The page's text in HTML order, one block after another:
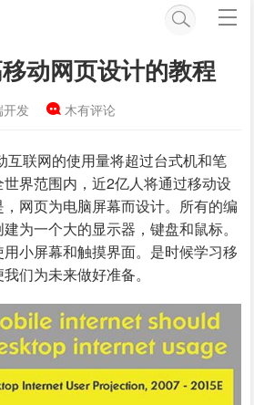
动网页设计的教程
开发 木有评论
互联网的使用量将超过台式机和笔
界范围内，近2亿人将通过移动设
网页为电脑屏幕而设计。所有的编
为一个大的显示器，键盘和鼠标。
小屏幕和触摸界面。是时候学习移
们为未来做好准备。